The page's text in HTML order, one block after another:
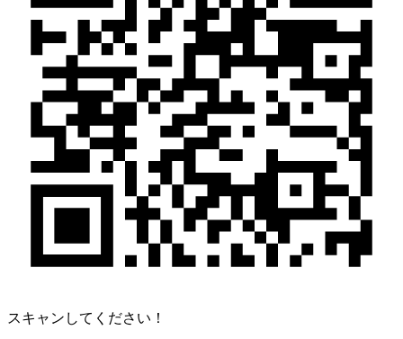
スキャンしてください！